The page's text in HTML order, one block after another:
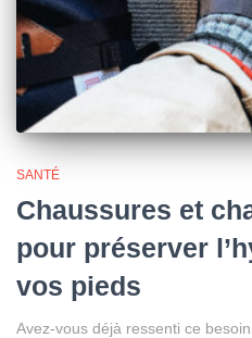
SANTÉ
Chaussures et
pour préserver
vos pieds
Avez-vous déjà ressenti ce